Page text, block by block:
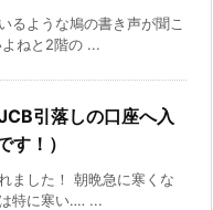
るような鳩の書き声が聞こ
ねと2階の ...
引落しの口座へ入
す！）
ました！ 朝晩急に寒くな
特に寒い‥‥ ...